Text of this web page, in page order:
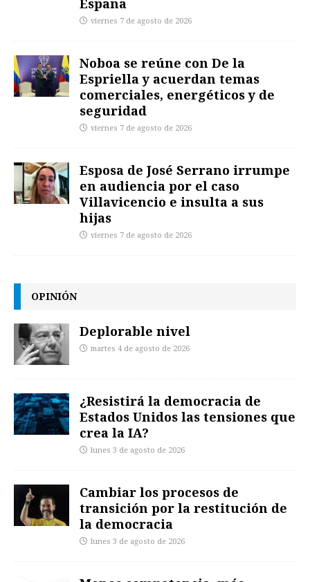
España
viernes 7 de agosto de 2026
Noboa se reúne con De la
Espriella y acuerdan temas
comerciales, energéticos y de
seguridad
viernes 7 de agosto de 2026
Esposa de José Serrano irrumpe
en audiencia por el caso
Villavicencio e insulta a sus
hijas
viernes 7 de agosto de 2026
OPINIÓN
Deplorable nivel
martes 4 de agosto de 2026
¿Resistirá la democracia de
Estados Unidos las tensiones que
crea la IA?
lunes 3 de agosto de 2026
Cambiar los procesos de
transición por la restitución de
la democracia
lunes 3 de agosto de 2026